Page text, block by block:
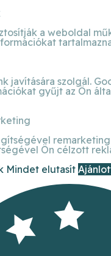
a weboldal
javítására szolgál.
gyűjt az Ön
Ön célzott
Mindet elutasít